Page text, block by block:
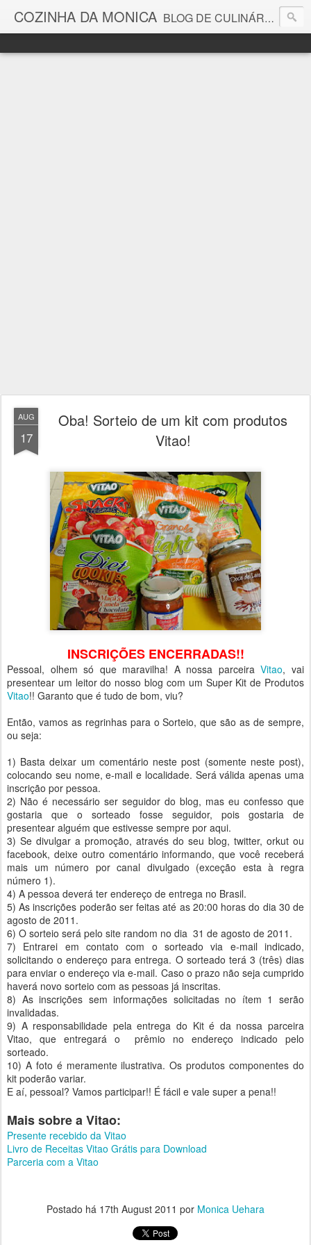
COZINHA DA MONICA BLOG DE CULINÁRIA E GASTRONOMIA COM RECEITAS, DICAS, CURIOSIDADES GASTRONÔMICAS E MUITO MAIS.
AUG
17
Oba! Sorteio de um kit com produtos
Vitao!
INSCRIÇÕES ENCERRADAS!!
Pessoal, olhem só que maravilha! A nossa parceiraVitao, vai
presentear um leitor do nosso blog com um Super Kit de Produtos
Vitao!! Garanto que é tudo de bom, viu?
Então, vamos as regrinhas para o Sorteio, que são as de sempre,
ou seja:
1) Basta deixar um comentário neste post (somente neste post),
colocando seu nome, e-mail e localidade. Será válida apenas uma
inscrição por pessoa.
2) Não é necessário ser seguidor do blog, mas eu confesso que
gostaria que o sorteado fosse seguidor, pois gostaria de
presentear alguém que estivesse sempre por aqui.
3) Se divulgar a promoção, através do seu blog, twitter, orkut ou
facebook, deixe outro comentário informando, que você receberá
mais um número por canal divulgado (exceção esta à regra
número 1).
4) A pessoa deverá ter endereço de entrega no Brasil.
5) As inscrições poderão ser feitas até as 20:00 horas do dia 30 de
agosto de 2011.
6) O sorteio será pelo site random no dia 31 de agosto de 2011.
7) Entrarei em contato com o sorteado via e-mail indicado,
solicitando o endereço para entrega. O sorteado terá 3 (três) dias
para enviar o endereço via e-mail. Caso o prazo não seja cumprido
haverá novo sorteio com as pessoas já inscritas.
8) As inscrições sem informações solicitadas no ítem 1 serão
invalidadas.
9) A responsabilidade pela entrega do Kit é da nossa parceira
Vitao, que entregará o prêmio no endereço indicado pelo
sorteado.
10) A foto é meramente ilustrativa. Os produtos componentes do
kit poderão variar.
E aí, pessoal? Vamos participar!! É fácil e vale super a pena!!
Mais sobre a Vitao:
Presente recebido da Vitao
Livro de Receitas Vitao Grátis para Download
Parceria com a Vitao
Postado há 17th August 2011 por Monica Uehara